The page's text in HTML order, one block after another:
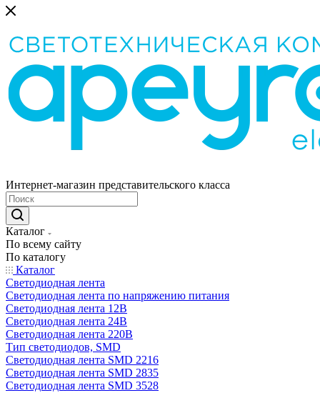
Интернет-магазин представительского класса
Каталог
По всему сайту
По каталогу
Каталог
Светодиодная лента
Светодиодная лента по напряжению питания
Светодиодная лента 12В
Светодиодная лента 24В
Светодиодная лента 220В
Тип светодиодов, SMD
Cветодиодная лента SMD 2216
Светодиодная лента SMD 2835
Светодиодная лента SMD 3528